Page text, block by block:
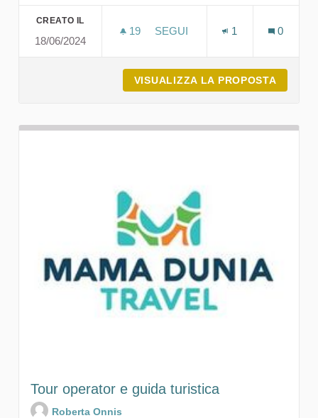
CREATO IL
18/06/2024
19 19 SOSTENITORI
SEGUI
1 0
VISUALIZZA LA PROPOSTA
Tour operator e guida turistica
Roberta Onnis